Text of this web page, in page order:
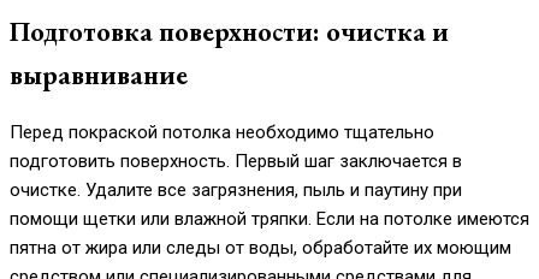
Подготовка поверхности: очистка и
выравнивание
Перед покраской потолка необходимо тщательно
подготовить поверхность. Первый шаг заключается в
очистке. Удалите все загрязнения, пыль и паутину при
помощи щетки или влажной тряпки. Если на потолке имеются
пятна от жира или следы от воды, обработайте их моющим